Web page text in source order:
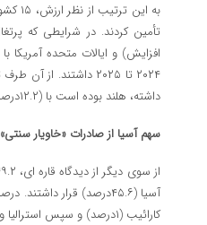
داشته، هلند بوده است با (۱۲.۲درصد کاهش نسبت به سال ۲۰۲۴).
سهم آسیا از صادرات «خاویار سنتی» ۴۵.۶ درصد است
کارائیب (۱درصد) و سپس استرالیا و نیوزیلند در اقیانوسیه (۰.۰۰۱درصد) منشأ گرفته ‌اند.